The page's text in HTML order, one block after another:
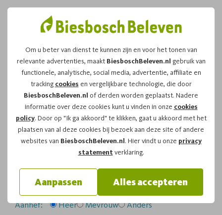
Om u beter van dienst te kunnen zijn en voor het tonen van
relevante advertenties, maakt BiesboschBeleven.nl gebruik van
functionele, analytische, social media, advertentie, affiliate en
tracking cookies en vergelijkbare technologie, die door
BiesboschBeleven.nl of derden worden geplaatst. Nadere
informatie over deze cookies kunt u vinden in onze cookies
policy. Door op "Ik ga akkoord" te klikken, gaat u akkoord met het
plaatsen van al deze cookies bij bezoek aan deze site of andere
websites van BiesboschBeleven.nl. Hier vindt u onze privacy
statementverklaring.
Aanpassen Alles accepteren
Leuk dat u kiest voor dit
arrangement!
Om te reserveren voor de Fluistertochtvaartocht op
zaterdag 20-09-2025om12:00 vragen wij u
onderstaand formulier in te vullen.
Uw gegevens:
Aanhef: Heer Mevrouw Anders